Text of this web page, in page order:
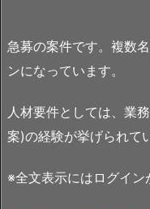
急募の案件です。複数
ンになっています。
人材要件としては、業
案)の経験が挙げられて
※全文表示にはログイン